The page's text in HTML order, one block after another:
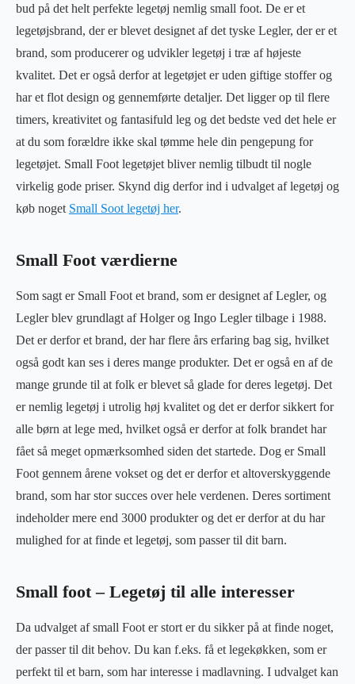
bud på det helt perfekte legetøj nemlig small foot. De er et
legetøjsbrand, der er blevet designet af det tyske Legler, der er et
brand, som producerer og udvikler legetøj i træ af højeste
kvalitet. Det er også derfor at legetøjet er uden giftige stoffer og
har et flot design og gennemførte detaljer. Det ligger op til flere
timers, kreativitet og fantasifuld leg og det bedste ved det hele er
at du som forældre ikke skal tømme hele din pengepung for
legetøjet. Small Foot legetøjet bliver nemlig tilbudt til nogle
virkelig gode priser. Skynd dig derfor ind i udvalget af legetøj og
køb noget Small Soot legetøj her.
Small Foot værdierne
Som sagt er Small Foot et brand, som er designet af Legler, og
Legler blev grundlagt af Holger og Ingo Legler tilbage i 1988.
Det er derfor et brand, der har flere års erfaring bag sig, hvilket
også godt kan ses i deres mange produkter. Det er også en af de
mange grunde til at folk er blevet så glade for deres legetøj. Det
er nemlig legetøj i utrolig høj kvalitet og det er derfor sikkert for
alle børn at lege med, hvilket også er derfor at folk brandet har
fået så meget opmærksomhed siden det startede. Dog er Small
Foot gennem årene vokset og det er derfor et altoverskyggende
brand, som har stor succes over hele verdenen. Deres sortiment
indeholder mere end 3000 produkter og det er derfor at du har
mulighed for at finde et legetøj, som passer til dit barn.
Small foot – Legetøj til alle interesser
Da udvalget af small Foot er stort er du sikker på at finde noget,
der passer til dit behov. Du kan f.eks. få et legekøkken, som er
perfekt til et barn, som har interesse i madlavning. I udvalget kan